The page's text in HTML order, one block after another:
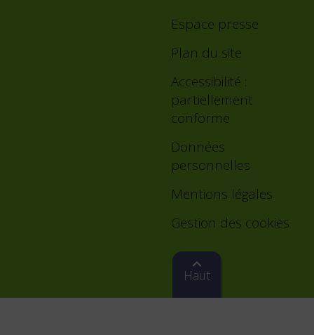
Espace presse
Plan du site
Accessibilité :
partiellement
conforme
Données
personnelles
Mentions légales
Gestion des cookies
Haut